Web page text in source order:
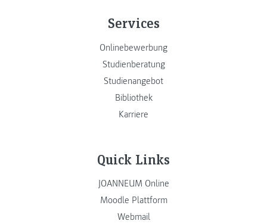
Services
Onlinebewerbung
Studienberatung
Studienangebot
Bibliothek
Karriere
Quick Links
JOANNEUM Online
Moodle Plattform
Webmail